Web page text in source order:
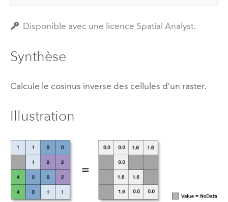
Disponible avec une licence Spatial Analyst.
Synthèse
Calcule le cosinus inverse des cellules d’un raster.
Illustration